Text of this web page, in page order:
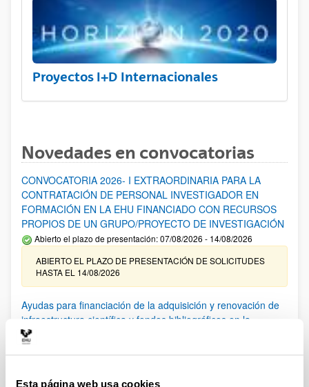
Esta página web usa cookies
Proyectos I+D Internacionales
Novedades en convocatorias
CONVOCATORIA 2026- I EXTRAORDINARIA PARA LA
CONTRATACIÓN DE PERSONAL INVESTIGADOR EN
FORMACIÓN EN LA EHU FINANCIADO CON RECURSOS
PROPIOS DE UN GRUPO/PROYECTO DE INVESTIGACIÓN
Abierto el plazo de presentación: 07/08/2026 - 14/08/2026
ABIERTO EL PLAZO DE PRESENTACIÓN DE SOLICITUDES
HASTA EL 14/08/2026
Ayudas para financiación de la adquisición y renovación de
infraestructura científica y fondos bibliográficos en la
UPV/EHU 2026
solicitudes admitidas y excluidas. 23/03/2026: Relación